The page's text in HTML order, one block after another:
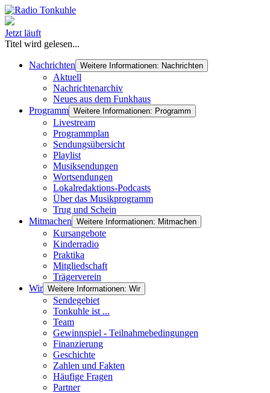
Jetzt läuft
Titel wird gelesen...
Nachrichten Weitere Informationen: Nachrichten
Aktuell
Nachrichtenarchiv
Neues aus dem Funkhaus
Programm Weitere Informationen: Programm
Livestream
Programmplan
Sendungsübersicht
Playlist
Musiksendungen
Wortsendungen
Lokalredaktions-Podcasts
Über das Musikprogramm
Trug und Schein
Mitmachen Weitere Informationen: Mitmachen
Kursangebote
Kinderradio
Praktika
Mitgliedschaft
Trägerverein
Wir Weitere Informationen: Wir
Sendegebiet
Tonkuhle ist ...
Team
Gewinnspiel - Teilnahmebedingungen
Finanzierung
Geschichte
Zahlen und Fakten
Häufige Fragen
Partner